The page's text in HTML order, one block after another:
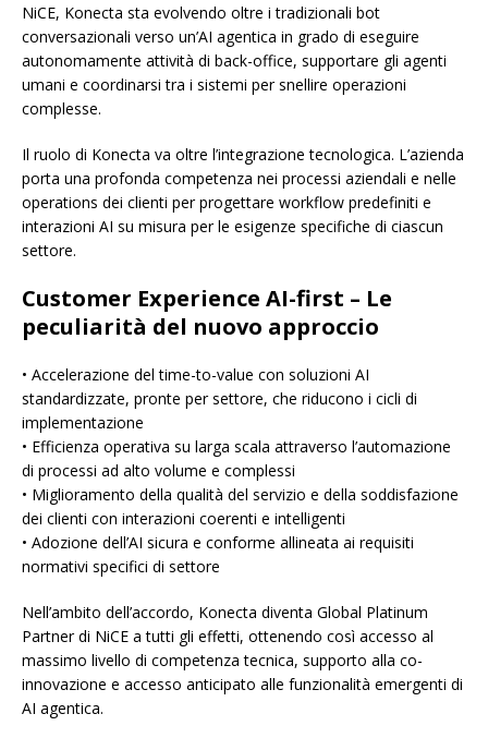
NiCE, Konecta sta evolvendo oltre i tradizionali bot
conversazionali verso un’AI agentica in grado di eseguire
autonomamente attività di back-office, supportare gli agenti
umani e coordinarsi tra i sistemi per snellire operazioni
complesse.
Il ruolo di Konecta va oltre l’integrazione tecnologica. L’azienda
porta una profonda competenza nei processi aziendali e nelle
operations dei clienti per progettare workflow predefiniti e
interazioni AI su misura per le esigenze specifiche di ciascun
settore.
Customer Experience AI-first – Le
peculiarità del nuovo approccio
• Accelerazione del time-to-value con soluzioni AI
standardizzate, pronte per settore, che riducono i cicli di
implementazione
• Efficienza operativa su larga scala attraverso l’automazione
di processi ad alto volume e complessi
• Miglioramento della qualità del servizio e della soddisfazione
dei clienti con interazioni coerenti e intelligenti
• Adozione dell’AI sicura e conforme allineata ai requisiti
normativi specifici di settore
Nell’ambito dell’accordo, Konecta diventa Global Platinum
Partner di NiCE a tutti gli effetti, ottenendo così accesso al
massimo livello di competenza tecnica, supporto alla co-
innovazione e accesso anticipato alle funzionalità emergenti di
AI agentica.